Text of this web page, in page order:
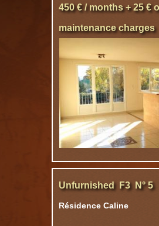
450 € / months + 25 €
maintenance charges
Unfurnished F3 N° 5
Résidence Caline